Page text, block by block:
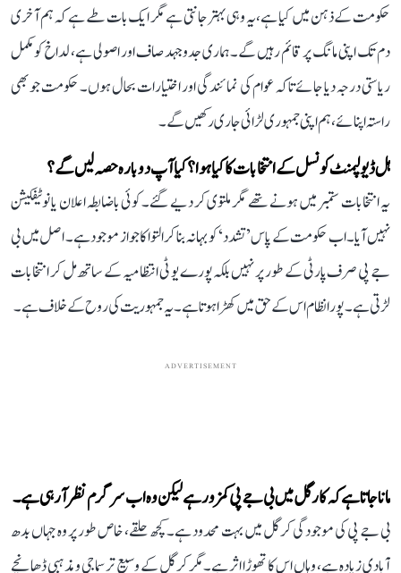
حکومت کے ذہن میں کیا ہے، یہ وہی بہتر جانتی ہے مگر ایک بات طے ہے کہ ہم آخری
دم تک اپنی مانگ پر قائم رہیں گے۔ ہماری جدوجہد صاف اور اصولی ہے، لداخ کو مکمل
ریاستی درجہ دیا جائے تاکہ عوام کی نمائندگی اور اختیارات بحال ہوں۔ حکومت جو بھی
راستہ اپنائے، ہم اپنی جمہوری لڑائی جاری رکھیں گے۔
ہل ڈیولپمنٹ کونسل کے انتخابات کا کیا ہوا؟ کیا آپ دوبارہ حصہ لیں گے؟
یہ انتخابات ستمبر میں ہونے تھے مگر ملتوی کر دیے گئے۔ کوئی باضابطہ اعلان یا نوٹیفکیشن
نہیں آیا۔ اب حکومت کے پاس ’تشدد‘ کو بہانہ بنا کر التوا کا جواز موجود ہے۔ اصل میں بی
جے پی صرف پارٹی کے طور پر نہیں بلکہ پورے یو ٹی انتظامیہ کے ساتھ مل کر انتخابات
لڑتی ہے۔ پورا نظام اس کے حق میں کھڑا ہوتا ہے۔ یہ جمہوریت کی روح کے خلاف ہے۔
ADVERTISEMENT
مانا جاتا ہے کہ کارگل میں بی جے پی کمزور ہے لیکن وہ اب سرگرم نظر آ رہی ہے۔
بی جے پی کی موجودگی کرگل میں بہت محدود ہے۔ کچھ حلقے، خاص طور پر وہ جہاں بدھ
آبادی زیادہ ہے، وہاں اس کا تھوڑا اثر ہے۔مگر کرگل کے وسیع تر سماجی و مذہبی ڈھانچے